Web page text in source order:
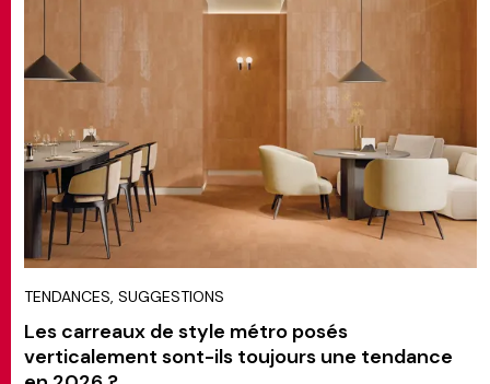
TENDANCES, SUGGESTIONS
Les carreaux de style métro posés
verticalement sont-ils toujours une tendance